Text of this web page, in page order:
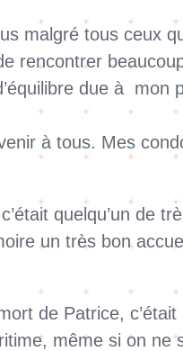
malgré tous ceux
rencontrer
due à mon
à tous. Mes
quelqu’un de
un très bon
de Patrice,
même si on